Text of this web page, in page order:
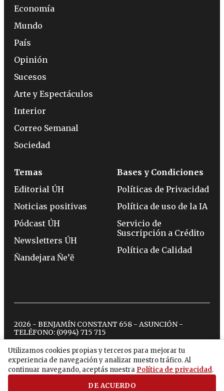
Utilizamos cookies propias y terceros para mejorar tu
experiencia de navegación y analizar nuestro tráfico. Al
continuar navegando, aceptás nuestra Política de privacidad.
DE ACUERDO
Economía
Mundo
País
Opinión
Sucesos
Arte y Espectáculos
Interior
Correo Semanal
Sociedad
Temas
Editorial ÚH
Noticias positivas
Pódcast ÚH
Newsletters ÚH
Ñandejara Ñe’ẽ
Bases y Condiciones
Políticas de Privacidad
Política de uso de la IA
Servicio de
Suscripción a Crédito
Política de Calidad
2026 - BENJAMÍN CONSTANT 658 - ASUNCIÓN -
TELÉFONO: (0994) 715 715
twitterinstagram
facebook
tiktokyoutubespotify